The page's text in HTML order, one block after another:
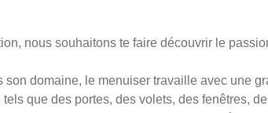
nous souhaitons te faire découvrir le
son domaine, le menuiser travaille avec une
que des portes, des volets, des fenêtres,